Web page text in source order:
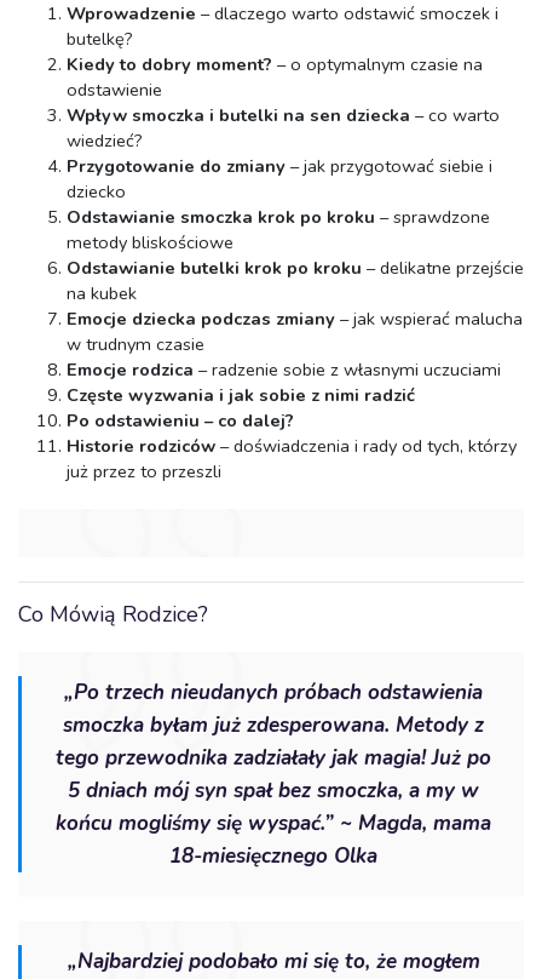
Wprowadzenie – dlaczego warto odstawić smoczek i
butelkę?
Kiedy to dobry moment? – o optymalnym czasie na
odstawienie
Wpływ smoczka i butelki na sen dziecka – co warto
wiedzieć?
Przygotowanie do zmiany – jak przygotować siebie i
dziecko
Odstawianie smoczka krok po kroku – sprawdzone
metody bliskościowe
Odstawianie butelki krok po kroku – delikatne przejście
na kubek
Emocje dziecka podczas zmiany – jak wspierać malucha
w trudnym czasie
Emocje rodzica – radzenie sobie z własnymi uczuciami
Częste wyzwania i jak sobie z nimi radzić
Po odstawieniu – co dalej?
Historie rodziców – doświadczenia i rady od tych, którzy
już przez to przeszli
Co Mówią Rodzice?
„Po trzech nieudanych próbach odstawienia
smoczka byłam już zdesperowana. Metody z
tego przewodnika zadziałały jak magia! Już po
5 dniach mój syn spał bez smoczka, a my w
końcu mogliśmy się wyspać.” ~ Magda, mama
18-miesięcznego Olka
„Najbardziej podobało mi się to, że mogłem